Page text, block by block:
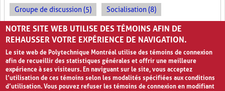
Groupe de discussion (5) Socialisation (8)
Enseignement par les pairs (7)
NOTRE SITE WEB UTILISE DES TÉMOINS AFIN DE
REHAUSSER VOTRE EXPÉRIENCE DE NAVIGATION.
Le site web de Polytechnique Montréal utilise des témoins de connexion
afin de recueillir des statistiques générales et offrir une meilleure
expérience à ses visiteurs. En naviguant sur le site, vous acceptez
l’utilisation de ces témoins selon les modalités spécifiées aux conditions
d’utilisation. Vous pouvez refuser les témoins de connexion en modifiant